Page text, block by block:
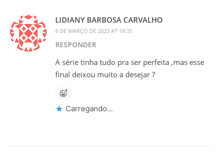
LIDIANY BARBOSA CARVALHO
8 DE MARÇO DE 2023 AT 19:35
RESPONDER
A série tinha tudo pra ser perfeita ,mas esse
final deixou muito a desejar ?
Carregando...